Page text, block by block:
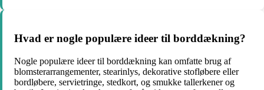
Hvad er nogle populære ideer til borddækning?
Nogle populære ideer til borddækning kan omfatte brug af
blomsterarrangementer, stearinlys, dekorative stofløbere eller
bordløbere, servietringe, stedkort, og smukke tallerkener og